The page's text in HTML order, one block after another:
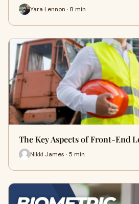
Yara Lennon · 8 min
The Key Aspects of Front-End
Nikki James · 5 min